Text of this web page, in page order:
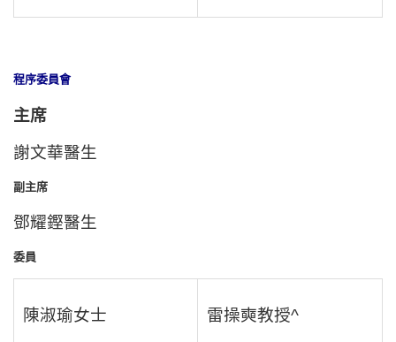
程序委員會
主席
謝文華醫生
副主席
鄧耀鏗醫生
委員
陳淑瑜女士
雷操奭教授^